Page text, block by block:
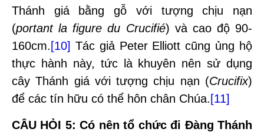
Thánh giá bằng gỗ với tượng chịu nạn
(portant la figure du Crucifié) và cao độ 90-
160cm.[10] Tác giả Peter Elliott cũng ủng hộ
thực hành này, tức là khuyên nên sử dụng
cây Thánh giá với tượng chịu nạn (Crucifix)
để các tín hữu có thể hôn chân Chúa.[11]
CÂU HỎI 5: Có nên tổ chức đi Đàng Thánh